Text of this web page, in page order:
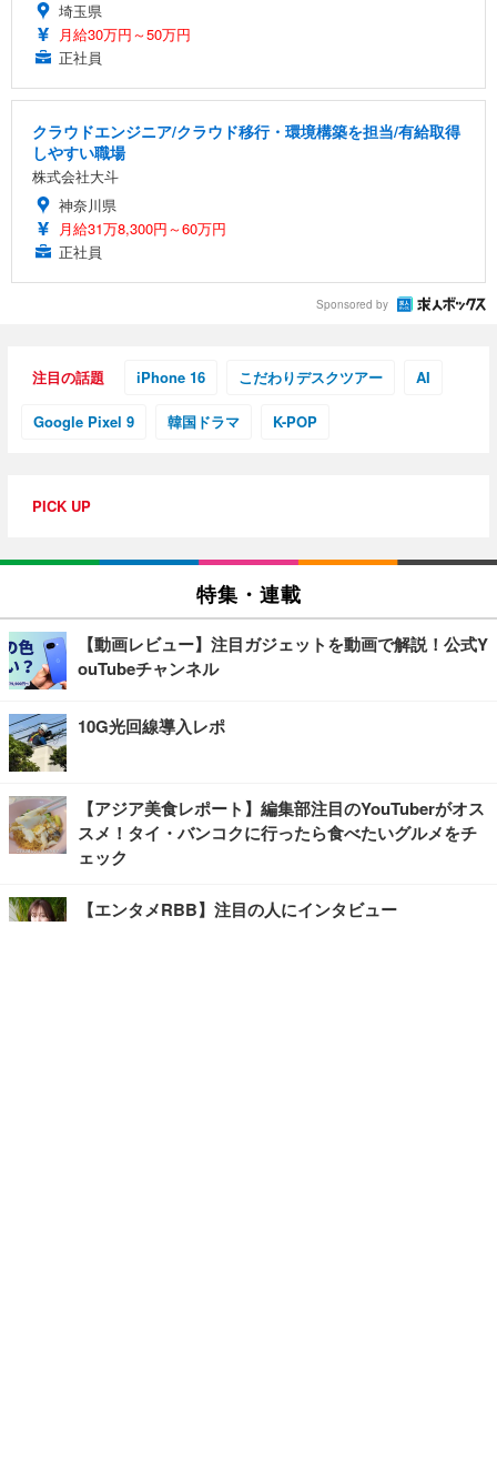
埼玉県
月給30万円～50万円
正社員
クラウドエンジニア/クラウド移行・環境構築を担当/有給取得
しやすい職場
株式会社大斗
神奈川県
月給31万8,300円～60万円
正社員
Sponsored by
注目の話題 iPhone 16 こだわりデスクツアー AI
Google Pixel 9 韓国ドラマ K-POP
PICK UP
特集・連載
【動画レビュー】注目ガジェットを動画で解説！公式Y
ouTubeチャンネル
10G光回線導入レポ
【アジア美食レポート】編集部注目のYouTuberがオス
スメ！タイ・バンコクに行ったら食べたいグルメをチ
ェック
【エンタメRBB】注目の人にインタビュー